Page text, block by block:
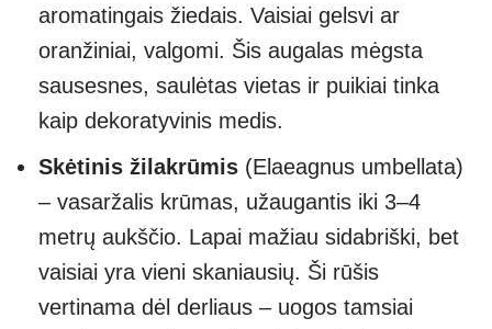
aromatingais žiedais. Vaisiai gelsvi ar
oranžiniai, valgomi. Šis augalas mėgsta
sausesnes, saulėtas vietas ir puikiai tinka
kaip dekoratyvinis medis.
Skėtinis žilakrūmis (Elaeagnus umbellata)
– vasaržalis krūmas, užaugantis iki 3–4
metrų aukščio. Lapai mažiau sidabriški, bet
vaisiai yra vieni skaniausių. Ši rūšis
vertinama dėl derliaus – uogos tamsiai